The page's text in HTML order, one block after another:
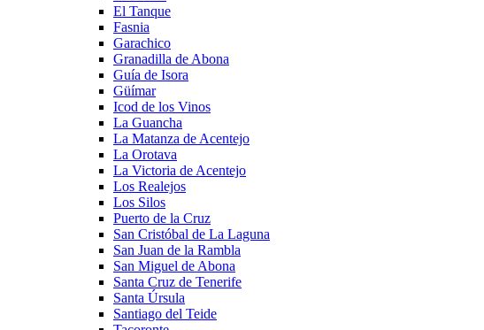
El Tanque
Fasnia
Garachico
Granadilla de Abona
Guía de Isora
Güímar
Icod de los Vinos
La Guancha
La Matanza de Acentejo
La Orotava
La Victoria de Acentejo
Los Realejos
Los Silos
Puerto de la Cruz
San Cristóbal de La Laguna
San Juan de la Rambla
San Miguel de Abona
Santa Cruz de Tenerife
Santa Úrsula
Santiago del Teide